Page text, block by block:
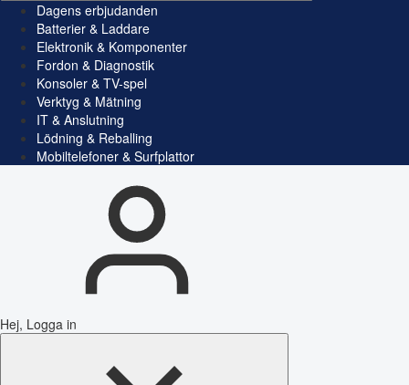
Dagens erbjudanden
Batterier & Laddare
Elektronik & Komponenter
Fordon & Diagnostik
Konsoler & TV-spel
Verktyg & Mätning
IT & Anslutning
Lödning & Reballing
Mobiltelefoner & Surfplattor
Hej, Logga in